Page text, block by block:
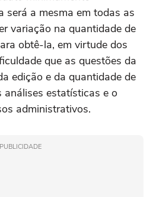
será a mesma em todas as
variação na quantidade de
obtê-la, em virtude dos
que as questões da
edição e da quantidade de
análises estatísticas e o
administrativos.
PUBLICIDADE